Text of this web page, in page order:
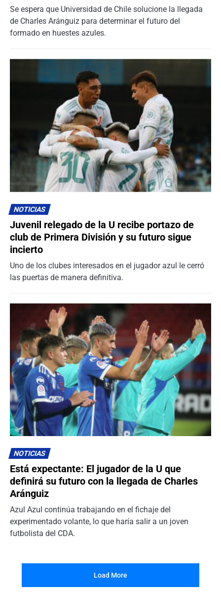
Se espera que Universidad de Chile solucione la llegada
de Charles Aránguiz para determinar el futuro del
formado en huestes azules.
NOTICIAS
Juvenil relegado de la U recibe portazo de
club de Primera División y su futuro sigue
incierto
Uno de los clubes interesados en el jugador azul le cerró
las puertas de manera definitiva.
NOTICIAS
Está expectante: El jugador de la U que
definirá su futuro con la llegada de Charles
Aránguiz
Azul Azul continúa trabajando en el fichaje del
experimentado volante, lo que haría salir a un joven
futbolista del CDA.
Load More